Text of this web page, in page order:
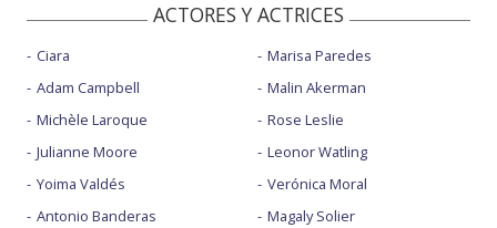
ACTORES Y ACTRICES
Ciara
Adam Campbell
Michèle Laroque
Julianne Moore
Yoima Valdés
Antonio Banderas
Marisa Paredes
Malin Akerman
Rose Leslie
Leonor Watling
Verónica Moral
Magaly Solier